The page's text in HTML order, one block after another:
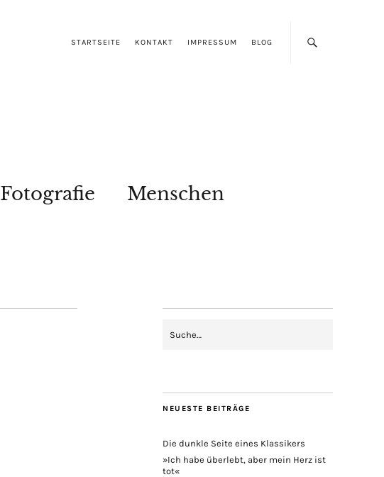
STARTSEITE KONTAKT IMPRESSUM BLOG
Fotografie Menschen
NEUESTE BEITRÄGE
Die dunkle Seite eines Klassikers
»Ich habe überlebt, aber mein Herz ist
tot«